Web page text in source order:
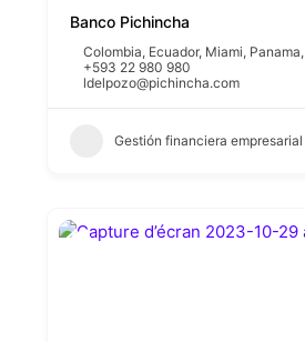
Banco Pichincha
Colombia, Ecuador, Miami, Panama,
+593 22 980 980
ldelpozo@pichincha.com
Gestión financiera empresarial